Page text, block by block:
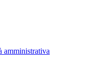
amministrativa